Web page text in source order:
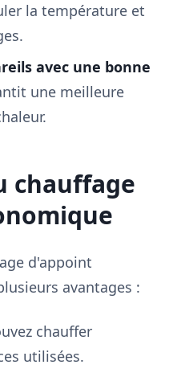
la température et
avec une bonne
une meilleure
chauffage
d'appoint
avantages :
chauffer
utilisées.